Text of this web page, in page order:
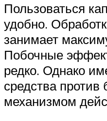
Пользоваться
удобно.
занимает
Побочные
редко. Однако
средства
механизмом